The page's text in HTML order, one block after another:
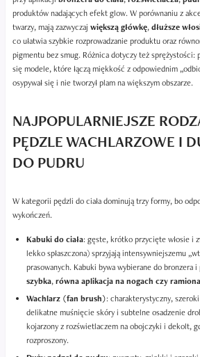
produktów nadających efekt glow. W porównaniu z
twarzy, mają zazwyczaj większą główkę,dłuższe
co ułatwia szybkie rozprowadzanie produktu oraz
pigmentu bez smug. Różnica dotyczy też sprężystości:
się modele, które łączą miękkość z odpowiednim
osypywał się i nie tworzył plam na większym obszarze.
NAJPOPULARNIEJSZE
PĘDZLE WACHLARZOWE I
DO PUDRU
W kategorii pędzli do ciała dominują trzy formy, bo
wykończeń.
Kabuki do ciała: gęste, krótko przycięte włosie i
lekko spłaszczona) sprzyjają intensywniejszemu
prasowanych. Kabuki bywa wybierane do bronzera
szybka,równa aplikacja na nogach czy
Wachlarz (fan brush): charakterystyczny, szeroki
delikatne muśnięcie skóry i subtelne osadzenie
kojarzony z rozświetlaczem na obojczyki i dekolt,
rozproszony.